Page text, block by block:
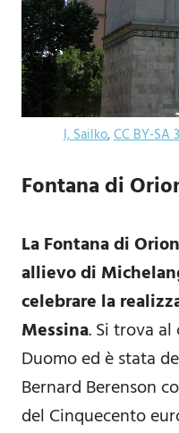
I, Sailko,CC BY-SA
Fontana di
La Fontana di
allievo di
celebrare la
Messina. Si trova
Duomo ed è stata
Bernard Berenson
del Cinquecento